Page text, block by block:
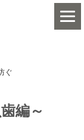
ぐ
編～